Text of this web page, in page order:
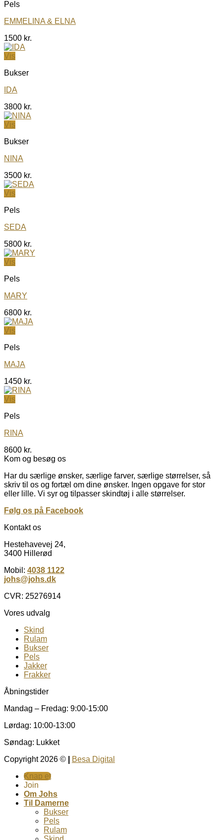
Pels
EMMELINA & ELNA
1500 kr.
Vis
Bukser
IDA
3800 kr.
Vis
Bukser
NINA
3500 kr.
Vis
Pels
SEDA
5800 kr.
Vis
Pels
MARY
6800 kr.
Vis
Pels
MAJA
1450 kr.
Vis
Pels
RINA
8600 kr.
Kom og besøg os
Har du særlige ønsker, særlige farver, særlige størrelser, så
skriv til os og fortæl om dine ønsker. Ingen opgave for stor
eller lille. Vi syr og tilpasser skindtøj i alle størrelser.
Følg os på Facebook
Kontakt os
Hestehavevej 24,
3400 Hillerød
Mobil: 4038 1122
johs@johs.dk
CVR: 25276914
Vores udvalg
Skind
Rulam
Bukser
Pels
Jakker
Frakker
Åbningstider
Mandag – Fredag: 9:00-15:00
Lørdag: 10:00-13:00
Søndag: Lukket
Copyright 2026 ©
Besa Digital
Knap et
Join
Om Johs
Til Damerne
Bukser
Pels
Rulam